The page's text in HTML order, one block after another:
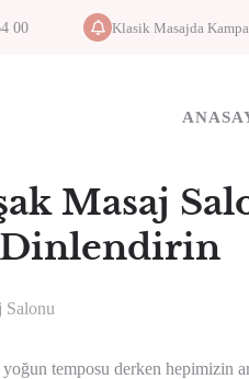
00 Klasik Masajda
Masaj
Salonu
temposu derken hepimizin